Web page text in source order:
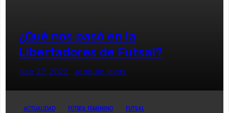
¿Qué nos pasó en la
Libertadores de Futsal?
Sep 27, 2022 Joaquín Rivas
ACTUALIDAD FÚTBOL FEMENINO FUTSAL